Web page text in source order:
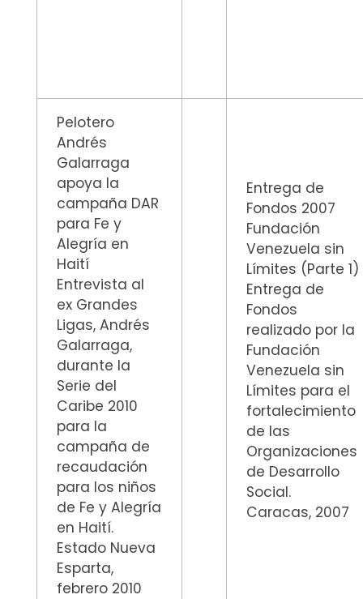
Pelotero
Andrés
Galarraga
apoya la
campaña DAR
para Fe y
Alegría en
Haití
Entrevista al
ex Grandes
Ligas, Andrés
Galarraga,
durante la
Serie del
Caribe 2010
para la
campaña de
recaudación
para los niños
de Fe y Alegría
en Haití.
Estado Nueva
Esparta,
febrero 2010
Entrega de
Fondos 2007
Fundación
Venezuela sin
Límites (Parte 1)
Entrega de
Fondos
realizado por la
Fundación
Venezuela sin
Límites para el
fortalecimiento
de las
Organizaciones
de Desarrollo
Social.
Caracas, 2007